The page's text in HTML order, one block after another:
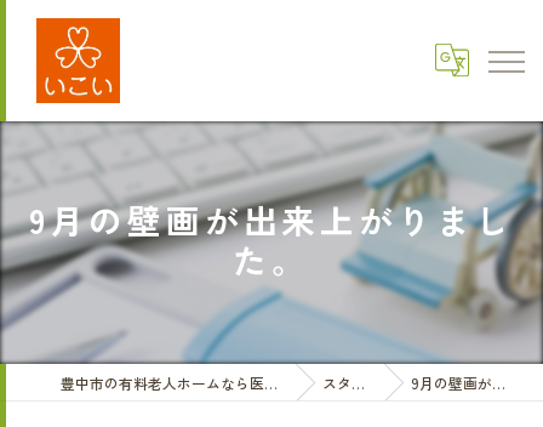
9月の壁画が出来上がりまし
た。
豊中市の有料老人ホームなら医療法人三和会 有料老人ホームいこい スタッフブログ 9月の壁画が出来上がりました。